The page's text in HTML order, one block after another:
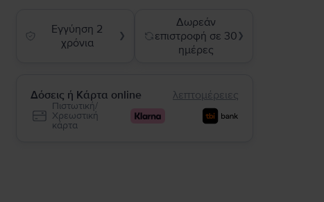
Εγγύηση 2
χρόνια
❯
Δωρεάν
επιστροφή σε 30
ημέρες
❯
Δόσεις ή Κάρτα online λεπτομέρειες
Πιστωτική/
Χρεωστική
κάρτα